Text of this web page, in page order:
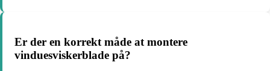
Er der en korrekt måde at montere
vinduesviskerblade på?